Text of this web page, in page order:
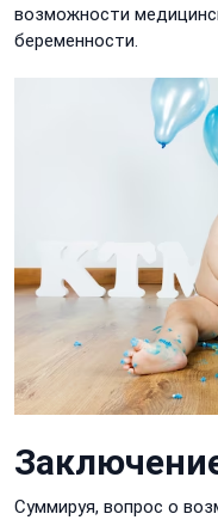
возможности
беременности.
Суммируя, вопрос о